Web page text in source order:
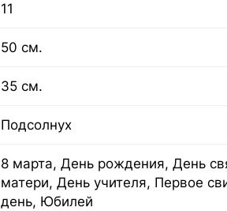
11
50 см.
35 см.
Подсолнух
8 марта, День рождения, День
матери, День учителя, Первое
день, Юбилей